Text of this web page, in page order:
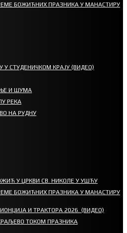
БОЖИЋНИХ ПРАЗНИКА У МАНАСТИРУ
СТУДЕНИЧКОМ КРАЈУ (ВИДЕО)
И ШУМА
РЕКА
НА РУДНУ
У ЦРКВИ СВ. НИКОЛЕ У УШЋУ
БОЖИЋНИХ ПРАЗНИКА У МАНАСТИРУ
И ТРАКТОРА 2026. (ВИДЕО)
ТОКОМ ПРАЗНИКА